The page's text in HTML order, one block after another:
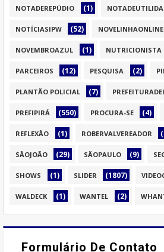
NOTADEREPÚDIO (1)
NOTÍCIASIPW (52) NOVELINHAONLINE
NOVEMBROAZUL (1) NUTRICIONISTA
PARCEIROS (12) PESQUISA (2)
PLANTÃO POLICIAL (7)
PREFIPIRÁ (550) PROCURA-SE (4)
REFLEXÃO (1) ROBERVALVEREADOR
SÃOJOÃO (29) SÃOPAULO (9)
SHOWS (1) SLIDER (1807)
WALDECK (1) WANTEL (2)
Formulário De Contato